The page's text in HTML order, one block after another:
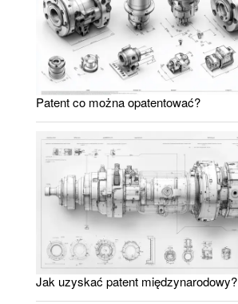
Patent co można opatentować?
Jak uzyskać patent międzynarodowy?